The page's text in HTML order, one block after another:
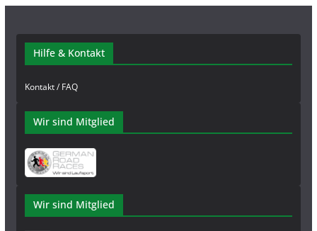
Hilfe & Kontakt
Kontakt / FAQ
Wir sind Mitglied
Wir sind Mitglied